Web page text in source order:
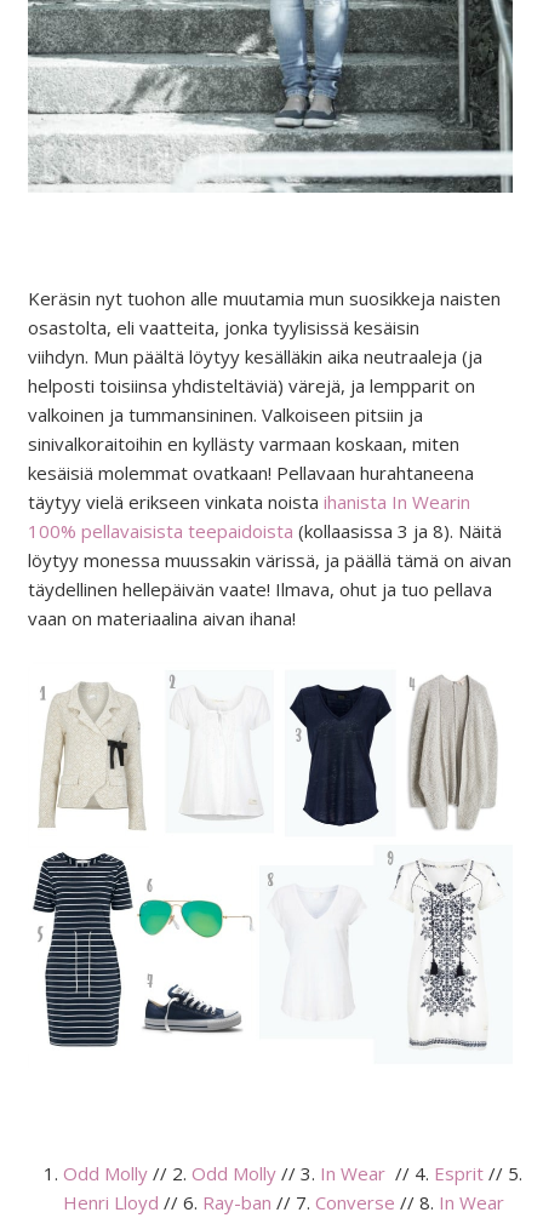
Keräsin nyt tuohon alle muutamia mun suosikkeja naisten
osastolta, eli vaatteita, jonka tyylisissä kesäisin
viihdyn. Mun päältä löytyy kesälläkin aika neutraaleja (ja
helposti toisiinsa yhdisteltäviä) värejä, ja lempparit on
valkoinen ja tummansininen. Valkoiseen pitsiin ja
sinivalkoraitoihin en kyllästy varmaan koskaan, miten
kesäisiä molemmat ovatkaan! Pellavaan hurahtaneena
täytyy vielä erikseen vinkata noista ihanista In Wearin
100% pellavaisista teepaidoista (kollaasissa 3 ja 8). Näitä
löytyy monessa muussakin värissä, ja päällä tämä on aivan
täydellinen hellepäivän vaate! Ilmava, ohut ja tuo pellava
vaan on materiaalina aivan ihana!
Odd Molly// 2. Odd Molly// 3. In Wear// 4. Esprit// 5.
Henri Lloyd // 6. Ray-ban // 7. Converse // 8. In Wear